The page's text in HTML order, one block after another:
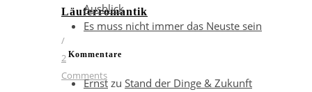
Läuferromantik
/
2
Comments
Ausblick
Es muss nicht immer das Neuste sein
Kommentare
Ernst zu Stand der Dinge & Zukunft